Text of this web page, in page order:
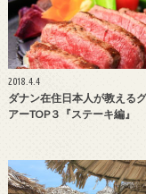
2018.4.4
ダナン在住日本人が教える
アーTOP３『ステーキ編』